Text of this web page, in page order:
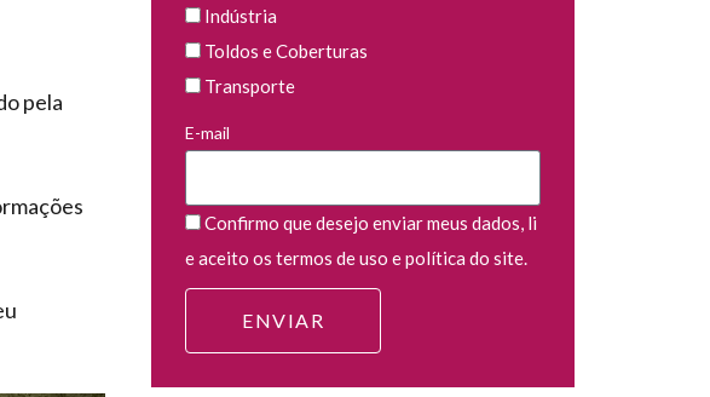
pela
Indústria
Toldos e Coberturas
Transporte
E-mail
Confirmo que desejo enviar meus dados, li
e aceito os termos de uso e política do site.